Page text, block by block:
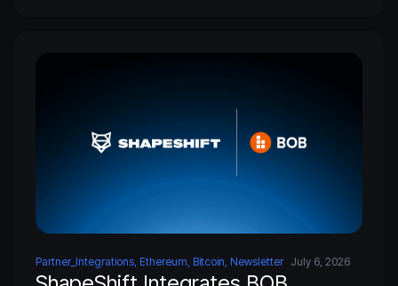
Partner_Integrations, Ethereum, Bitcoin, Newsletter July 6, 2026